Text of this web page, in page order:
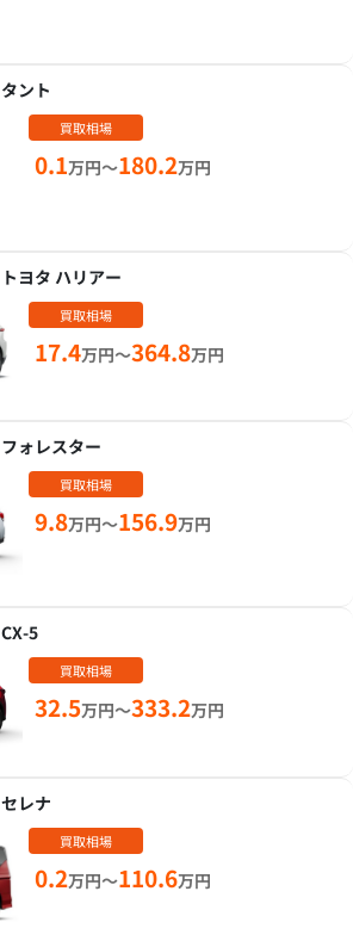
タント
買取相場
0.1万円～180.2万円
トヨタ ハリアー
買取相場
17.4万円～364.8万円
フォレスター
買取相場
9.8万円～156.9万円
CX-5
買取相場
32.5万円～333.2万円
セレナ
買取相場
0.2万円～110.6万円